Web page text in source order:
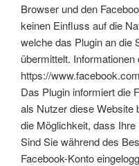
Browser und den
keinen Einfluss auf die
welche das Plugin an die
übermittelt.
https://
Das Plugin informiert die
als Nutzer diese Website
die Möglichkeit, dass
Sind Sie während des
Facebook-Konto